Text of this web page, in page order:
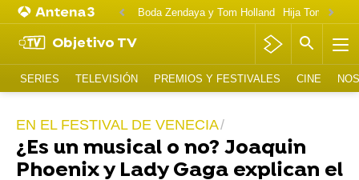
Boda Zendaya y Tom Holland Hija Tom
Objetivo TV
SERIES TELEVISIÓN PREMIOS Y FESTIVALES CINE
EN EL FESTIVAL DE VENECIA
¿Es un musical o no? Joaquin
Phoenix y Lady Gaga explican el